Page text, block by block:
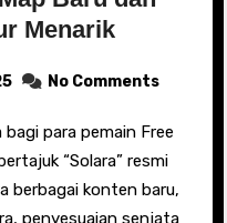
Menarik
No Comments
“Solara” resmi
berbagai konten baru,
penyesuaian senjata